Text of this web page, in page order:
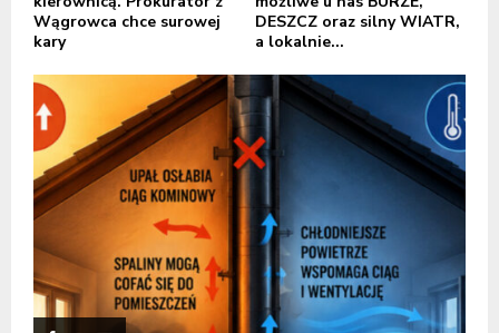
Wągrowca chce surowej
kary
DESZCZ oraz silny WIATR,
a lokalnie...